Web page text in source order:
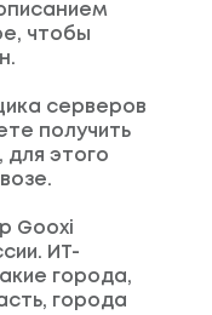
чтобы
серверов
получить
этого
Gooxi
ИТ-
города,
города